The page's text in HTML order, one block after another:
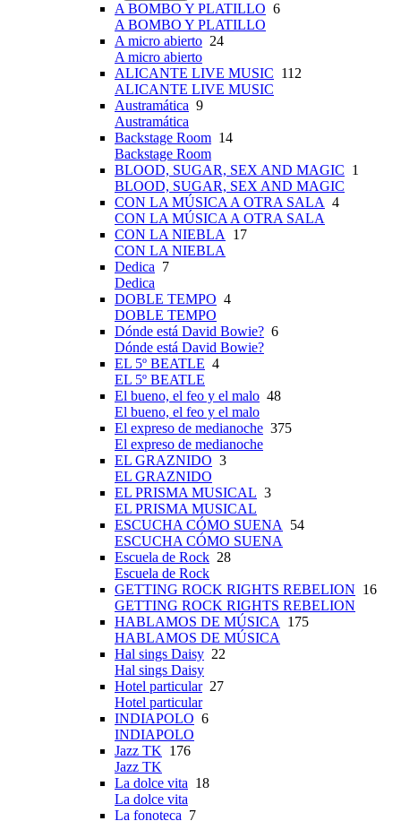
A BOMBO Y PLATILLO 6
A BOMBO Y PLATILLO
A micro abierto 24
A micro abierto
ALICANTE LIVE MUSIC 112
ALICANTE LIVE MUSIC
Austramática 9
Austramática
Backstage Room 14
Backstage Room
BLOOD, SUGAR, SEX AND MAGIC 1
BLOOD, SUGAR, SEX AND MAGIC
CON LA MÚSICA A OTRA SALA 4
CON LA MÚSICA A OTRA SALA
CON LA NIEBLA
17
CON LA NIEBLA
Dedica 7
Dedica
DOBLE TEMPO 4
DOBLE TEMPO
Dónde está David Bowie? 6
Dónde está David Bowie?
EL 5º BEATLE 4
EL 5º BEATLE
El bueno, el feo y el malo 48
El bueno, el feo y el malo
El expreso de medianoche 375
El expreso de medianoche
EL GRAZNIDO 3
EL GRAZNIDO
EL PRISMA MUSICAL 3
EL PRISMA MUSICAL
ESCUCHA CÓMO SUENA
54
ESCUCHA CÓMO SUENA
Escuela de Rock 28
Escuela de Rock
GETTING ROCK RIGHTS REBELION 16
GETTING ROCK RIGHTS REBELION
HABLAMOS DE MÚSICA
175
HABLAMOS DE MÚSICA
Hal sings Daisy 22
Hal sings Daisy
Hotel particular27
Hotel particular
INDIAPOLO 6
INDIAPOLO
Jazz TK 176
Jazz TK
La dolce vita 18
La dolce vita
La fonoteca 7